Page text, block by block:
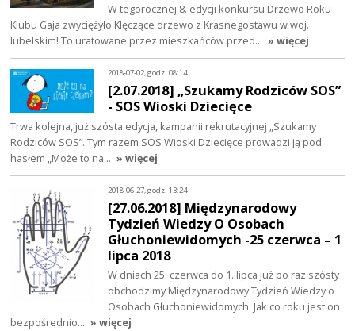
W tegorocznej 8. edycji konkursu Drzewo Roku
Klubu Gaja zwyciężyło Klęczące drzewo z Krasnegostawu w woj.
lubelskim! To uratowane przez mieszkańców przed… » więcej
2018-07-02, godz. 08:14
[2.07.2018] „Szukamy Rodziców SOS”
- SOS Wioski Dziecięce
Trwa kolejna, już szósta edycja, kampanii rekrutacyjnej „Szukamy
Rodziców SOS”. Tym razem SOS Wioski Dziecięce prowadzi ją pod
hasłem „Może to na… » więcej
2018-06-27, godz. 13:24
[27.06.2018] Międzynarodowy
Tydzień Wiedzy O Osobach
Głuchoniewidomych -25 czerwca – 1
lipca 2018
W dniach 25. czerwca do 1. lipca już po raz szósty
obchodzimy Międzynarodowy Tydzień Wiedzy o
Osobach Głuchoniewidomych. Jak co roku jest on
bezpośrednio… » więcej